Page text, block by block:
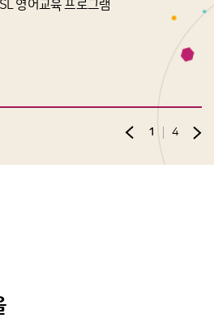
L 영어교육프로그램
1 4